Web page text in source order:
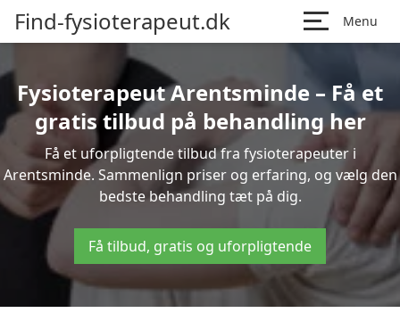
Find-fysioterapeut.dk Menu
Fysioterapeut Arentsminde – Få et
gratis tilbud på behandling her
Få et uforpligtende tilbud fra fysioterapeuter i
Arentsminde. Sammenlign priser og erfaring, og vælg den
bedste behandling tæt på dig.
Få tilbud, gratis og uforpligtende